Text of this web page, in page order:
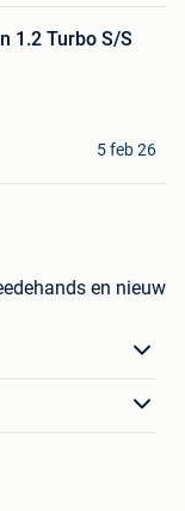
1.2 Turbo S/S
5 feb 26